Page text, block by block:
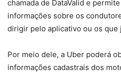
chamada de DataValid e
informações sobre os
dirigir pelo aplicativo ou os que
Por meio dele, a Uber poderá
informações cadastrais dos